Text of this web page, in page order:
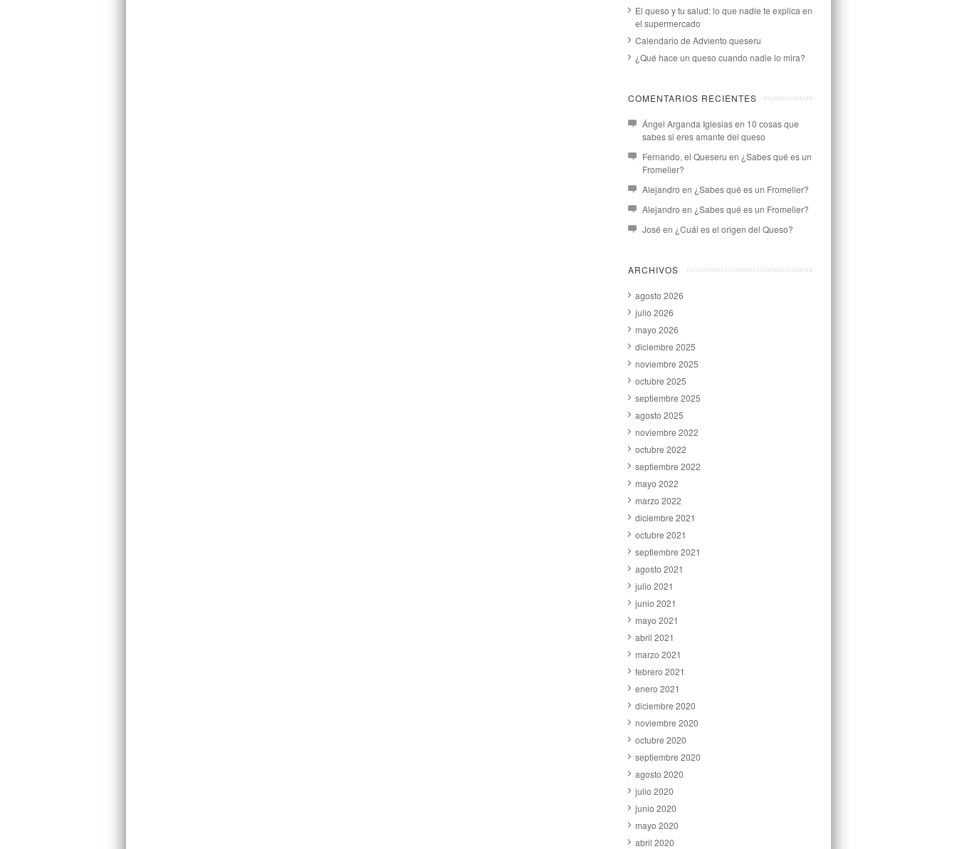
El queso y tu salud: lo que nadie te explica en
el supermercado
Calendario de Adviento queseru
¿Qué hace un queso cuando nadie lo mira?
COMENTARIOS RECIENTES
Ángel Arganda Iglesiasen 10 cosas que
sabes si eres amante del queso
Fernando, el Queseru en ¿Sabes qué es un
Fromelier?
Alejandro en ¿Sabes qué es un Fromelier?
Alejandro en ¿Sabes qué es un Fromelier?
José en ¿Cuál es el origen del Queso?
ARCHIVOS
agosto 2026
julio 2026
mayo 2026
diciembre 2025
noviembre 2025
octubre 2025
septiembre 2025
agosto 2025
noviembre 2022
octubre 2022
septiembre 2022
mayo 2022
marzo 2022
diciembre 2021
octubre 2021
septiembre 2021
agosto 2021
julio 2021
junio 2021
mayo 2021
abril 2021
marzo 2021
febrero 2021
enero 2021
diciembre 2020
noviembre 2020
octubre 2020
septiembre 2020
agosto 2020
julio 2020
junio 2020
mayo 2020
abril 2020